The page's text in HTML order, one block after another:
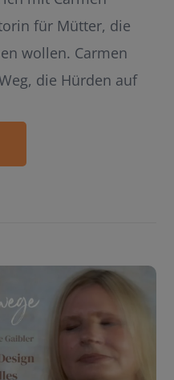
für Mütter, die
wollen. Carmen
die Hürden auf